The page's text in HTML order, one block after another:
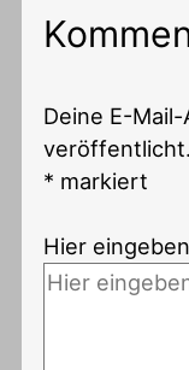
Deine E-
veröffentlicht.
* markiert
Hier